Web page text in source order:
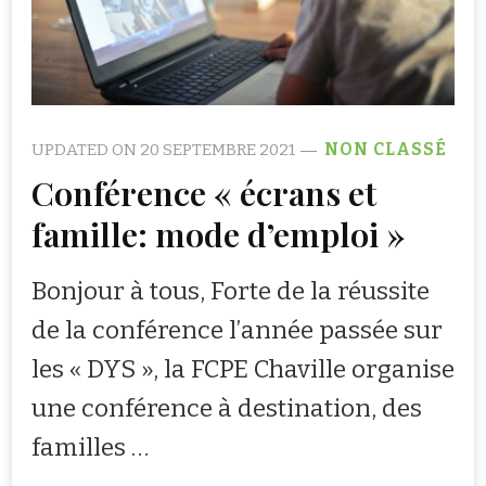
UPDATED ON 20 SEPTEMBRE 2021 NON CLASSÉ
Conférence « écrans et
famille: mode d’emploi »
Bonjour à tous, Forte de la réussite
de la conférence l’année passée sur
les « DYS », la FCPE Chaville organise
une conférence à destination, des
familles …